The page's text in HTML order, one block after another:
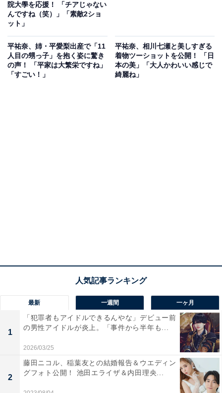
院大學を応援！ 「チアじゃない
んですね（笑）」「素敵2ショ
ット」
平祐奈、姉・平愛梨出産で「11
人目の甥っ子」を抱く姿に驚き
の声！ 「平家は大繁栄ですね」
「すごい！」
平祐奈、相川七瀬と美しすぎる
着物ツーショットを公開！ 「日
本の美」「大人かわいい感じで
綺麗ね」
最新 一週間 一ヶ月
1
「犯罪者もアイドルできるんやな」デビュー前
の男性アイドルが炎上。「事件から半年も...
2026/03/25
2
藤田ニコル、稲葉友との結婚報告＆ウエディン
グフォト公開！ 池田エライザ＆内田理央...